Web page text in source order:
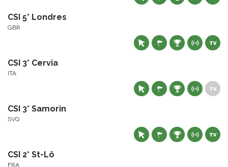
CSI 5* Londres
GBR
CSI 3* Cervia
ITA
CSI 3* Samorin
SVQ
CSI 2* St-Lô
FRA